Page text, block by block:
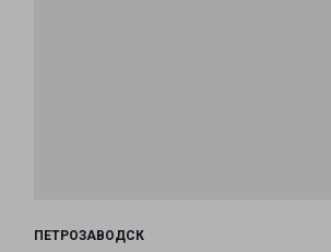
ПЕТРОЗАВОДСК